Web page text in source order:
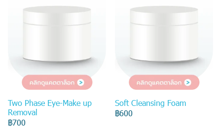
Two Phase Eye-Make up
Removal
฿700
Soft Cleansing Foam
฿600